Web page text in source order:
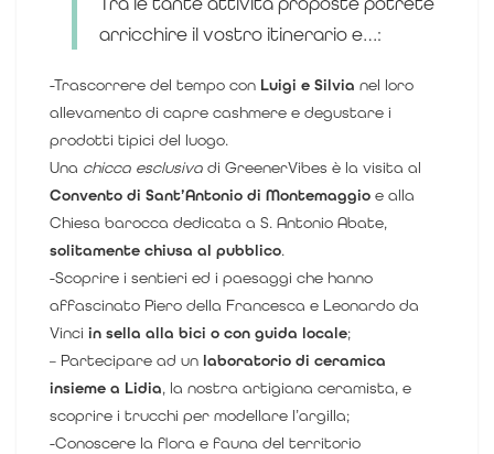
arricchire il vostro itinerario e…:
-Trascorrere del tempo con Luigi e Silvia nel loro
allevamento di capre cashmere e degustare i
prodotti tipici del luogo.
Una chicca esclusiva di GreenerVibes è la visita al
Convento di Sant’Antonio di Montemaggio e alla
Chiesa barocca dedicata a S. Antonio Abate,
solitamente chiusa al pubblico.
-Scoprire i sentieri ed i paesaggi che hanno
affascinato Piero della Francesca e Leonardo da
Vinci in sella alla bici o con guida locale;
– Partecipare ad un laboratorio di ceramica
insieme a Lidia, la nostra artigiana ceramista, e
scoprire i trucchi per modellare l’argilla;
-Conoscere la flora e fauna del territorio